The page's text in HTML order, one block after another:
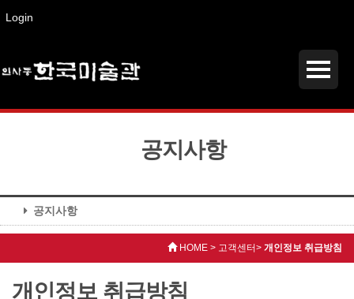
Login
공지사항
공지사항
HOME > 고객센터> 개인정보 취급방침
개인정보 취급방침